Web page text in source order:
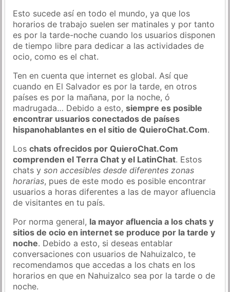
Esto sucede así en todo el mundo, ya que los
horarios de trabajo suelen ser matinales y por tanto
es por la tarde-noche cuando los usuarios disponen
de tiempo libre para dedicar a las actividades de
ocio, como es el chat.
Ten en cuenta que internet es global. Así que
cuando en El Salvador es por la tarde, en otros
países es por la mañana, por la noche, ó
madrugada… Debido a esto,siempre es posible
encontrar usuarios conectados de países
hispanohablantes en el sitio de QuieroChat.Com.
Loschats ofrecidos por QuieroChat.Com
comprenden el Terra Chat y el LatinChat. Estos
chats yson accesibles desde diferentes zonas
horarias, pues de este modo es posible encontrar
usuarios a horas diferentes a las de mayor afluencia
de visitantes en tu país.
Por norma general, la mayor afluencia a los chats y
sitios de ocio en internet se produce por la tarde y
noche. Debido a esto, si deseas entablar
conversaciones con usuarios de Nahuizalco, te
recomendamos que accedas a los chats en los
horarios en que en Nahuizalco sea por la tarde o de
noche.